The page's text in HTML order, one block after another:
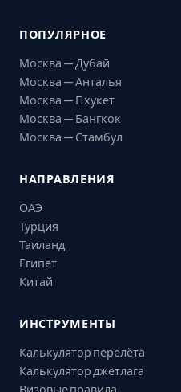
ПОПУЛЯРНОЕ
Москва — Дубай
Москва — Анталья
Москва — Пхукет
Москва — Бангкок
Москва — Стамбул
НАПРАВЛЕНИЯ
ОАЭ
Турция
Таиланд
Египет
Китай
ИНСТРУМЕНТЫ
Калькулятор перелёта
Калькулятор джетлага
Визовые правила